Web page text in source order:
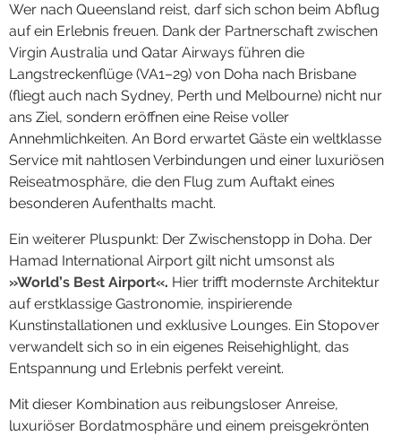
Wer nach Queensland reist, darf sich schon beim Abflug
auf ein Erlebnis freuen. Dank der Partnerschaft zwischen
Virgin Australia und Qatar Airways führen die
Langstreckenflüge (VA1–29) von Doha nach Brisbane
(fliegt auch nach Sydney, Perth und Melbourne) nicht nur
ans Ziel, sondern eröffnen eine Reise voller
Annehmlichkeiten. An Bord erwartet Gäste ein weltklasse
Service mit nahtlosen Verbindungen und einer luxuriösen
Reiseatmosphäre, die den Flug zum Auftakt eines
besonderen Aufenthalts macht.
Ein weiterer Pluspunkt: Der Zwischenstopp in Doha. Der
Hamad International Airport gilt nicht umsonst als
»World’s Best Airport«. Hier trifft modernste Architektur
auf erstklassige Gastronomie, inspirierende
Kunstinstallationen und exklusive Lounges. Ein Stopover
verwandelt sich so in ein eigenes Reisehighlight, das
Entspannung und Erlebnis perfekt vereint.
Mit dieser Kombination aus reibungsloser Anreise,
luxuriöser Bordatmosphäre und einem preisgekrönten